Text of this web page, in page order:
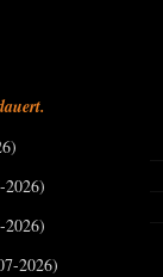
2026)
2026)